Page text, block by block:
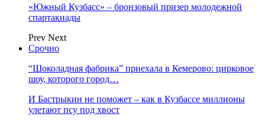
«Южный Кузбасс» – бронзовый призер молодежной
спартакиады
Prev Next
Срочно
“Шоколадная фабрика” приехала в Кемерово: цирковое
шоу, которого город…
И Бастрыкин не поможет – как в Кузбассе миллионы
улетают псу под хвост